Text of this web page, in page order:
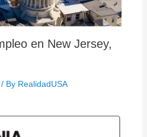
en New Jersey,
By RealidadUSA